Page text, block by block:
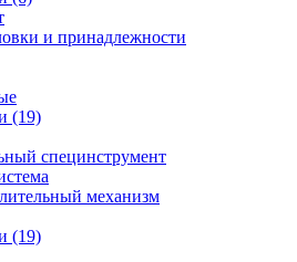
и принадлежности
(19)
специнструмент
механизм
(19)